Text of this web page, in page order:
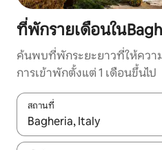
ที่พักรายเดือนใน
ค้นพบที่พักระยะยาวที่ให้ควา
การเข้าพักตั้งแต่ 1 เดือนขึ้นไป
สถานที่
ใช้ลูกศรขึ้นลง หรือใช้การสัมผัส